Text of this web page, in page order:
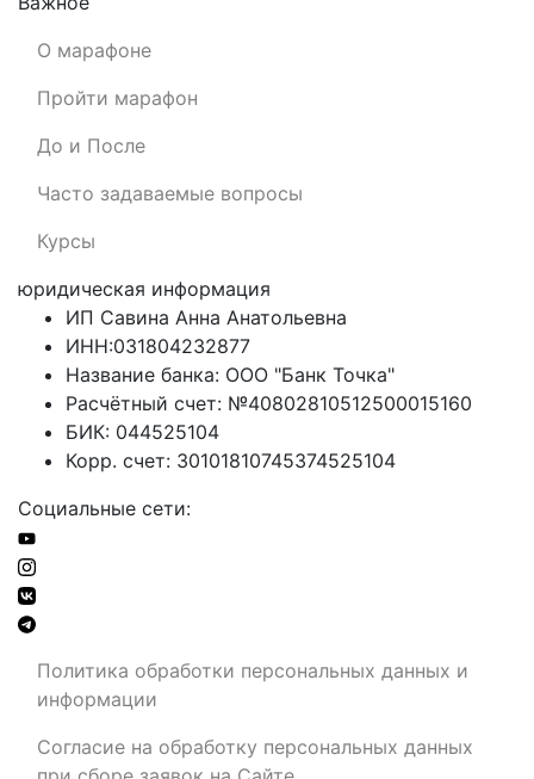
О марафоне
Пройти марафон
До и После
Часто задаваемые вопросы
Курсы
юридическая информация
ИП Савина Анна Анатольевна
ИНН:031804232877
Название банка: ООО "Банк Точка"
Расчётный счет: №40802810512500015160
БИК: 044525104
Корр. счет: 30101810745374525104
Социальные сети:
Политика обработки персональных данных и
информации
Согласие на обработку персональных данных